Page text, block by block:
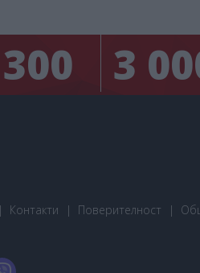
300 3
Контакти Поверителност